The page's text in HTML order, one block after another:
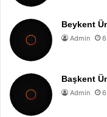
Beykent
Admin
Başkent
Admin